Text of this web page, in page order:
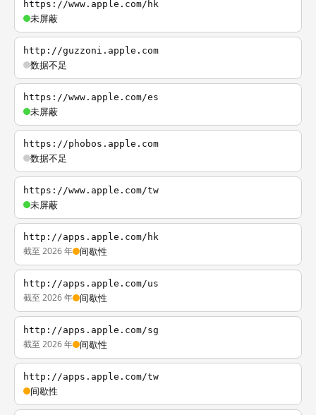
https://www.apple.com/hk
未屏蔽
http://guzzoni.apple.com
数据不足
https://www.apple.com/es
未屏蔽
https://phobos.apple.com
数据不足
https://www.apple.com/tw
未屏蔽
http://apps.apple.com/hk
截至 2026 年 间歇性
http://apps.apple.com/us
截至 2026 年 间歇性
http://apps.apple.com/sg
截至 2026 年 间歇性
http://apps.apple.com/tw
间歇性